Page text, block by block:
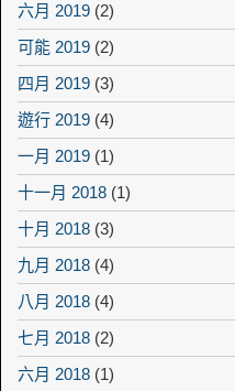
六月 2019 (2)
可能 2019 (2)
四月 2019 (3)
遊行 2019 (4)
一月 2019 (1)
十一月 2018 (1)
十月 2018 (3)
九月 2018 (4)
八月 2018 (4)
七月 2018 (2)
六月 2018 (1)